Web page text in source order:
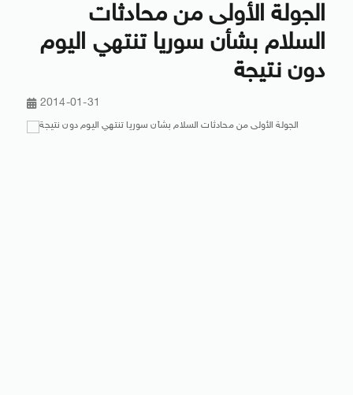
الجولة الأولى من محادثات
السلام بشأن سوريا تنتهي اليوم
دون نتيجة
2014-01-31